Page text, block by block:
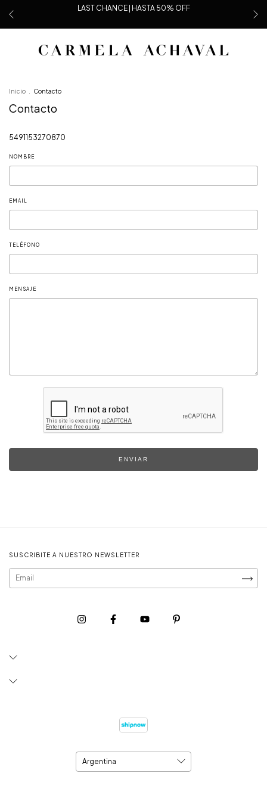
LAST CHANCE | HASTA 50% OFF
Inicio Contacto
Contacto
5491153270870
NOMBRE
EMAIL
TELÉFONO
MENSAJE
ENVIAR
SUSCRIBITE A NUESTRO NEWSLETTER